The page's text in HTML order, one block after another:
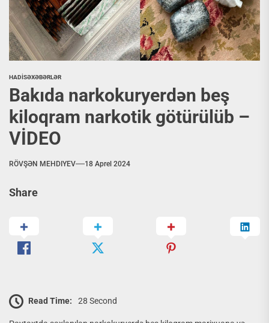
HADİSƏXƏBƏRLƏR
Bakıda narkokuryerdən beş
kiloqram narkotik götürülüb –
VİDEO
RÖVŞƏN MEHDIYEV 18 Aprel 2024
Share
Read Time: 28 Second